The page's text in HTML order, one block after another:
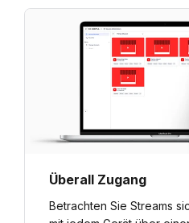
Überall Zugang
Betrachten Sie Streams